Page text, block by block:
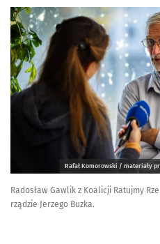
Rafał Komorowski / materiały
Radosław Gawlik z Koalicji Ratujmy
rządzie Jerzego Buzka.